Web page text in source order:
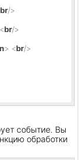
br/>
<br/>
> <br/>
событие. Вы
обработки